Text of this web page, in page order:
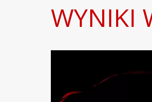
WYNIKI